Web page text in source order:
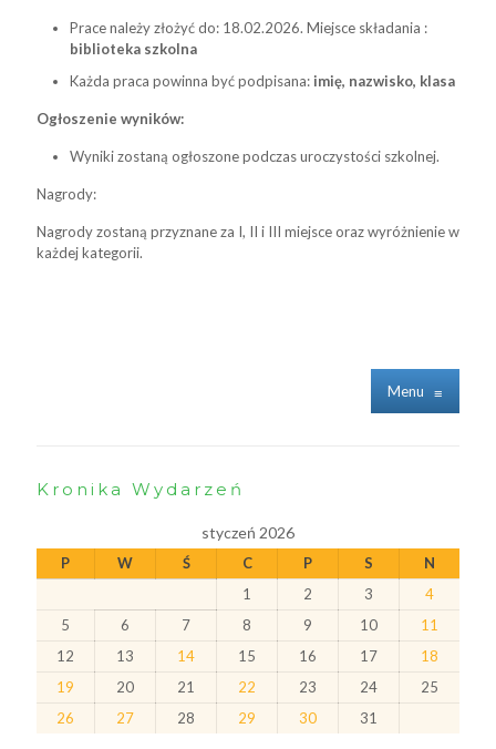
Prace należy złożyć do: 18.02.2026. Miejsce składania :
biblioteka szkolna
Każda praca powinna być podpisana: imię, nazwisko, klasa
Ogłoszenie wyników:
Wyniki zostaną ogłoszone podczas uroczystości szkolnej.
Nagrody:
Nagrody zostaną przyznane za I, II i III miejsce oraz wyróżnienie w
każdej kategorii.
Menu ≡
Kronika Wydarzeń
styczeń 2026
P W Ś C P S
N
1
2 3
4
5
6 7 8 9 10
11
12
13 14 15 16 17
18
19
20 21 22 23 24
25
26
27 28 29 30 31